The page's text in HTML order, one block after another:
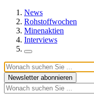
News
Rohstoffwochen
Minenaktien
Interviews
Newsletter abonnieren